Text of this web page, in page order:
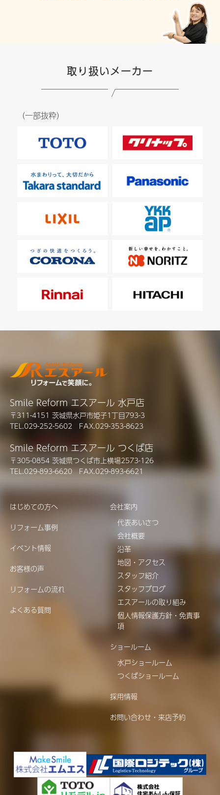
取り扱いメーカー
（一部抜粋）
Smile Reform エスアール 水戸店
〒311-4151 茨城県水戸市姫子1丁目793-3
TEL.029-252-5602 FAX.029-353-8623
Smile Reform エスアール つくば店
〒305-0854 茨城県つくば市上横場2573-126
TEL.029-893-6620 FAX.029-893-6621
はじめての方へ
リフォーム事例
イベント情報
お客様の声
リフォームの流れ
よくある質問
会社案内
代表あいさつ
会社概要
沿革
地図・アクセス
スタッフ紹介
スタッフブログ
エスアールの取り組み
個人情報保護方針・免責事
項
ショールーム
水戸ショールーム
つくばショールーム
採用情報
お問い合わせ・来店予約